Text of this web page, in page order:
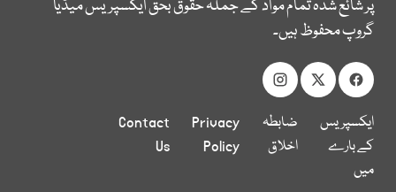
پر شائع شدہ تمام مواد کے جملہ حقوق بحق ایکسپریس میڈیا
گروپ محفوظ ہیں۔
ایکسپریس
کے بارے
میں
ضابطہ
اخلاق
Privacy
Policy
Contact
Us